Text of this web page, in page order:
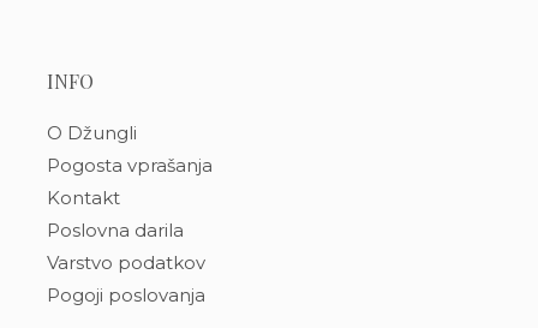
INFO
O Džungli
Pogosta vprašanja
Kontakt
Poslovna darila
Varstvo podatkov
Pogoji poslovanja